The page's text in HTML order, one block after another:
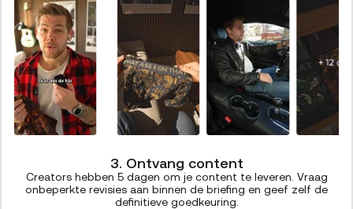
3. Ontvang content
Creators hebben 5 dagen om je content te leveren. Vraag
onbeperkte revisies aan binnen de briefing en geef zelf de
definitieve goedkeuring.